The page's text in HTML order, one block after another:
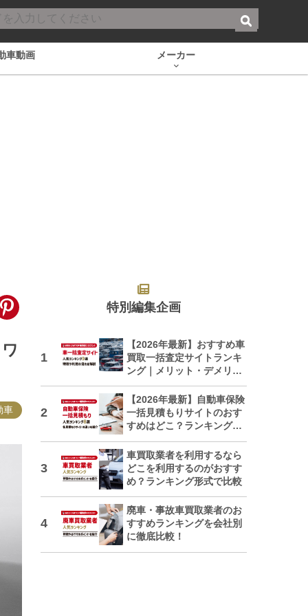
車動画 メーカー
車
特別編集企画
【2026年最新】おすすめ車
買取一括査定サイトランキ
ング｜メリット・デメリッ
トも解説
【2026年最新】自動車保険
一括見積もりサイトのおす
すめはどこ？ランキングで
車買取業者を利用するなら
どこを利用するのがおすす
め？ランキング形式で比較
廃車・事故車買取業者のお
すすめランキングを会社別
に徹底比較！